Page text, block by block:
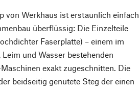
von Werkhaus ist erstaunlich einfach
überflüssig: Die Einzelteile
Faserplatte) – einem im
und Wasser bestehenden
exakt zugeschnitten. Die
beidseitig genutete Steg der einen